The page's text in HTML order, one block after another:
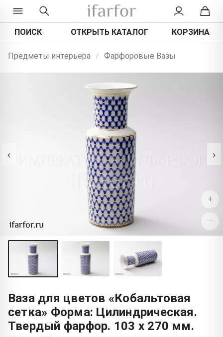
ПОИСК ОТКРЫТЬ КАТАЛОГ КОРЗИНА
Предметы интерьера / Фарфоровые Вазы
‹ ›
+
−
Ваза для цветов «Кобальтовая
сетка» Форма: Цилиндрическая.
Твердый фарфор. 103 x 270 мм.